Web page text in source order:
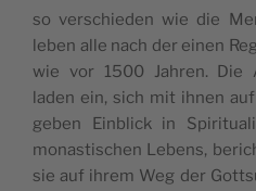
so ver­schieden wie die
leben alle nach der einen
wie vor 1500 Jahren. Die
laden ein, sich mit ihnen
geben Ein­blick in
monas­tis­chen Lebens,
sie auf ihrem Weg der